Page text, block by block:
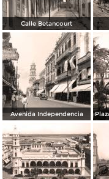
Calle Betancourt
Avenida Independencia